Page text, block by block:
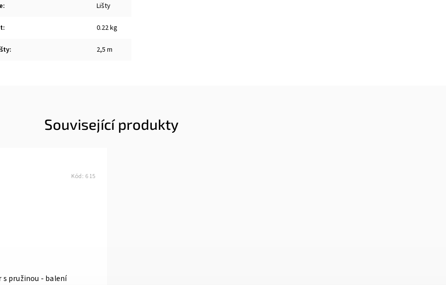
: Lišty
: 0.22 kg
: 2,5 m
Související produkty
s pružinou - balení
Kód: 615